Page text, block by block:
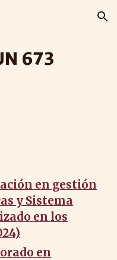
Skip to navigation
673
en gestión
y Sistema
en los
en